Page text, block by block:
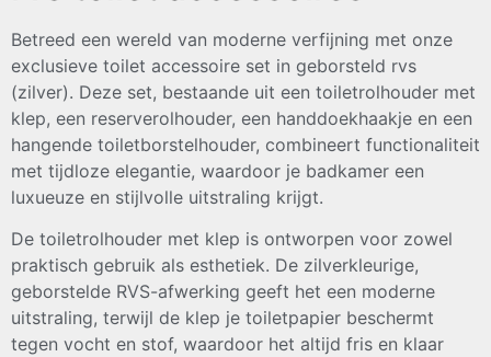
Betreed een wereld van moderne verfijning met onze
exclusieve toilet accessoire set in geborsteld rvs
(zilver). Deze set, bestaande uit een toiletrolhouder met
klep, een reserverolhouder, een handdoekhaakje en een
hangende toiletborstelhouder, combineert functionaliteit
met tijdloze elegantie, waardoor je badkamer een
luxueuze en stijlvolle uitstraling krijgt.
De toiletrolhouder met klep is ontworpen voor zowel
praktisch gebruik als esthetiek. De zilverkleurige,
geborstelde RVS-afwerking geeft het een moderne
uitstraling, terwijl de klep je toiletpapier beschermt
tegen vocht en stof, waardoor het altijd fris en klaar